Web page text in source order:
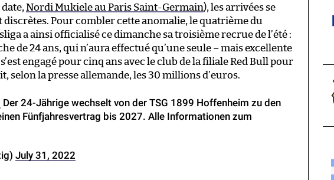
Nordi Mukiele au Paris Saint-Germain), les arrivées se
Pour combler cette anomalie, le quatrième du
a ainsi officialisé ce dimanche sa troisième recrue de l’été :
de 24 ans, qui n’aura effectué qu’une seule – mais excellente
engagé pour cinq ans avec le club de la filiale Red Bull pour
selon la presse allemande, les 30 millions d’euros.
Der 24-Jährige wechselt von der TSG 1899 Hoffenheim zu den
Fünfjahresvertrag bis 2027. Alle Informationen zum
July 31, 2022